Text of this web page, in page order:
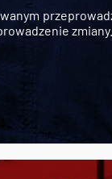
zmiany...